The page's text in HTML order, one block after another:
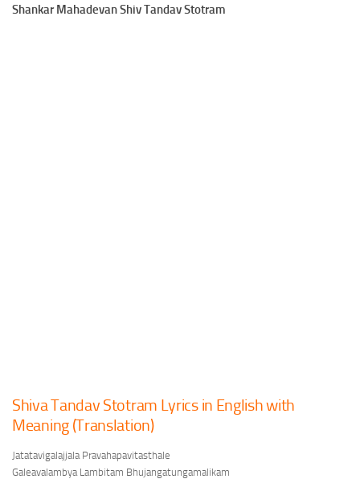
Shankar Mahadevan Shiv Tandav Stotram
Shiva Tandav Stotram Lyrics in English with
Meaning (Translation)
Jatatavigalajjala Pravahapavitasthale
Galeavalambya Lambitam Bhujangatungamalikam